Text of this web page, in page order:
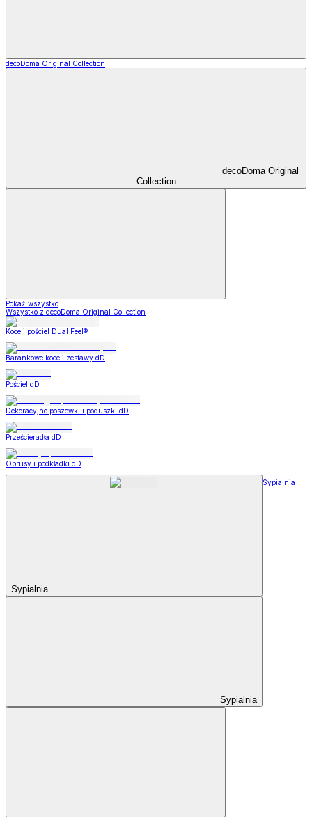
decoDoma Original Collection
decoDoma Original
Collection
Pokaż wszystko
Wszystko z decoDoma Original Collection
Koce i pościel Dual Feel®
Barankowe koce i zestawy dD
Pościel dD
Dekoracyjne poszewki i poduszki dD
Prześcieradła dD
Obrusy i podkładki dD
Sypialnia
Sypialnia
Sypialnia